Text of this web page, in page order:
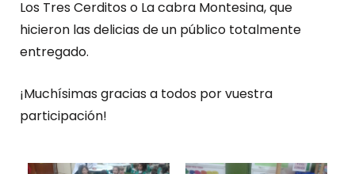
Los Tres Cerditos o La cabra Montesina, que
hicieron las delicias de un público totalmente
entregado.
¡Muchísimas gracias a todos por vuestra
participación!